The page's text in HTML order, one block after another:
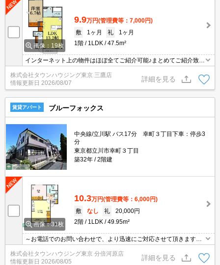
画像：19枚
9.9万円(管理費等：7,000円)
敷
1ヶ月 礼
1ヶ月
1階
1LDK 47.5m²
インターネット上の物件はほぼ全てご紹介可能♪まとめてご紹介致し
ます♪お気軽にお問合せください！お部屋探しはタウンハウジングま
で☆新着情報毎日更新☆
株式会社タウンハウジング東京 三鷹店
情報更新日 2026/08/07
詳細を見る
賃貸アパート ブルーフォックス
中央線/立川駅 バス17分 幸町３丁目下車：停歩3
分
東京都立川市幸町３丁目
築32年
2階建
画像：31枚
10.3万円(管理費等：6,000円)
敷
なし 礼
20,000円
2階
1LDK 49.95m²
～お電話でのお問い合わせで、より迅速にご対応させて頂きます～
地域密着タウンハウジングまで～
株式会社タウンハウジング東京 分倍河原店
情報更新日 2026/08/05
詳細を見る